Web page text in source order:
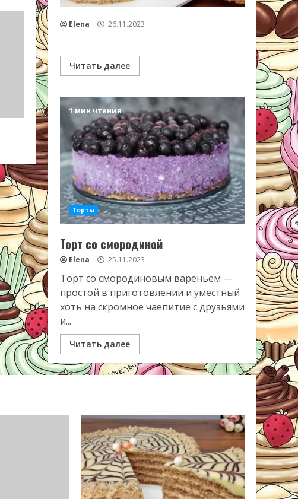
Elena 26.11.2023
Читать далее
1 мин чтения
Торты
Торт со смородиной
Elena 25.11.2023
Торт со смородиновым вареньем —
простой в приготовлении и уместный
хоть на скромное чаепитие с друзьями
и...
Читать далее